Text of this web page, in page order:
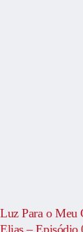
Luz Para o Meu
Elias – Episódio